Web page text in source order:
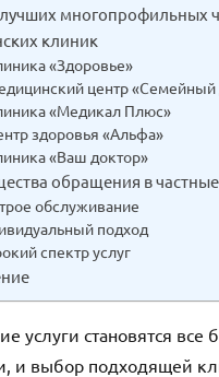
многопрофильных
клиник
«Здоровье»
центр «Семейный
«Медикал Плюс»
здоровья «Альфа»
«Ваш доктор»
обращения в
обслуживание
подход
спектр услуг
услуги становятся все
и выбор подходящей